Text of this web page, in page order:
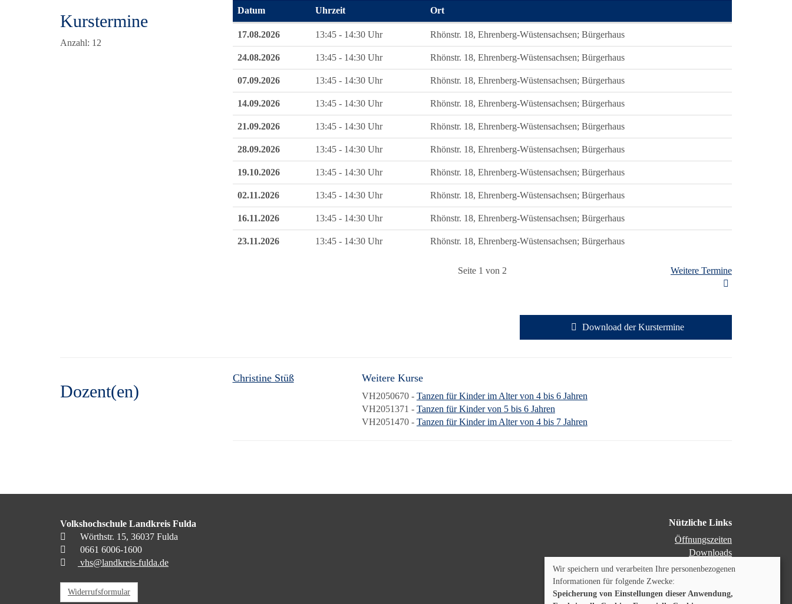
Kurstermine
Anzahl: 12
Datum Uhrzeit Ort
17.08.2026 13:45 - 14:30 Uhr Rhönstr. 18, Ehrenberg-Wüstensachsen; Bürgerhaus
24.08.2026 13:45 - 14:30 Uhr Rhönstr. 18, Ehrenberg-Wüstensachsen; Bürgerhaus
07.09.2026 13:45 - 14:30 Uhr Rhönstr. 18, Ehrenberg-Wüstensachsen; Bürgerhaus
14.09.2026 13:45 - 14:30 Uhr Rhönstr. 18, Ehrenberg-Wüstensachsen; Bürgerhaus
21.09.2026 13:45 - 14:30 Uhr Rhönstr. 18, Ehrenberg-Wüstensachsen; Bürgerhaus
28.09.2026 13:45 - 14:30 Uhr Rhönstr. 18, Ehrenberg-Wüstensachsen; Bürgerhaus
19.10.2026 13:45 - 14:30 Uhr Rhönstr. 18, Ehrenberg-Wüstensachsen; Bürgerhaus
02.11.2026 13:45 - 14:30 Uhr Rhönstr. 18, Ehrenberg-Wüstensachsen; Bürgerhaus
16.11.2026 13:45 - 14:30 Uhr Rhönstr. 18, Ehrenberg-Wüstensachsen; Bürgerhaus
23.11.2026 13:45 - 14:30 Uhr Rhönstr. 18, Ehrenberg-Wüstensachsen; Bürgerhaus
Weitere Termine
Seite 1 von 2
Download der Kurstermine
Dozent(en)
Christine Stüß Weitere Kurse
VH2050670 - Tanzen für Kinder im Alter von 4 bis 6 Jahren
VH2051371 - Tanzen für Kinder von 5 bis 6 Jahren
VH2051470 - Tanzen für Kinder im Alter von 4 bis 7 Jahren
Volkshochschule Landkreis Fulda
Wörthstr. 15, 36037 Fulda
0661 6006-1600
vhs@landkreis-fulda.de
Widerrufsformular
Nützliche Links
Öffnungszeiten
Downloads
Dozenten-Login
Cookie Einstellungen
Wir speichern und verarbeiten Ihre personenbezogenen
Informationen für folgende Zwecke:
Speicherung von Einstellungen dieser Anwendung,